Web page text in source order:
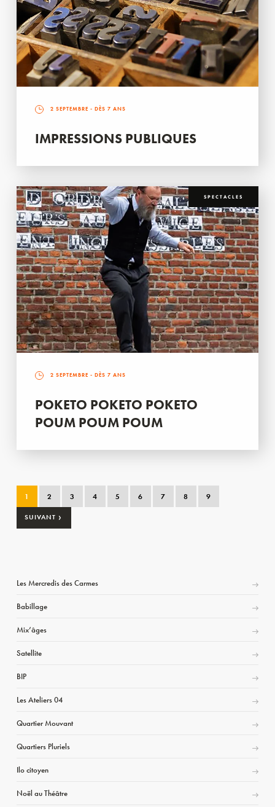
2 SEPTEMBRE - DÈS 7 ANS
IMPRESSIONS PUBLIQUES
SPECTACLES
2 SEPTEMBRE - DÈS 7 ANS
POKETO POKETO POKETO
POUM POUM POUM
1 2 3 4 5 6 7 8 9
SUIVANT ›
Les Mercredis des Carmes
Babillage
Mix’âges
Satellite
BIP
Les Ateliers 04
Quartier Mouvant
Quartiers Pluriels
Ilo citoyen
Noël au Théâtre